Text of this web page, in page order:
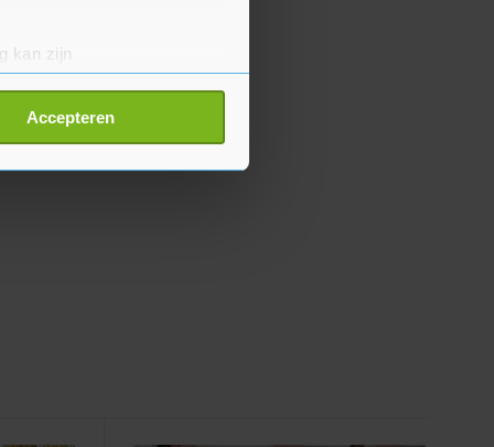
kan zijn
detailgedeelte
Accepteren